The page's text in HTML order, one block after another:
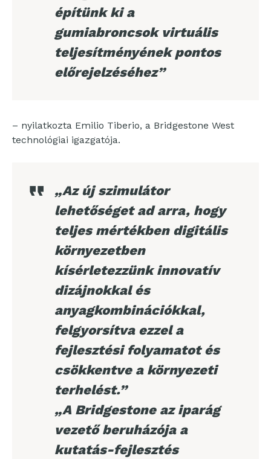
építünk ki a
gumiabroncsok virtuális
teljesítményének pontos
előrejelzéséhez”
– nyilatkozta Emilio Tiberio, a Bridgestone West
technológiai igazgatója.
„Az új szimulátor
lehetőséget ad arra, hogy
teljes mértékben digitális
környezetben
kísérletezzünk innovatív
dizájnokkal és
anyagkombinációkkal,
felgyorsítva ezzel a
fejlesztési folyamatot és
csökkentve a környezeti
terhelést.”
„A Bridgestone az iparág
vezető beruházója a
kutatás-fejlesztés